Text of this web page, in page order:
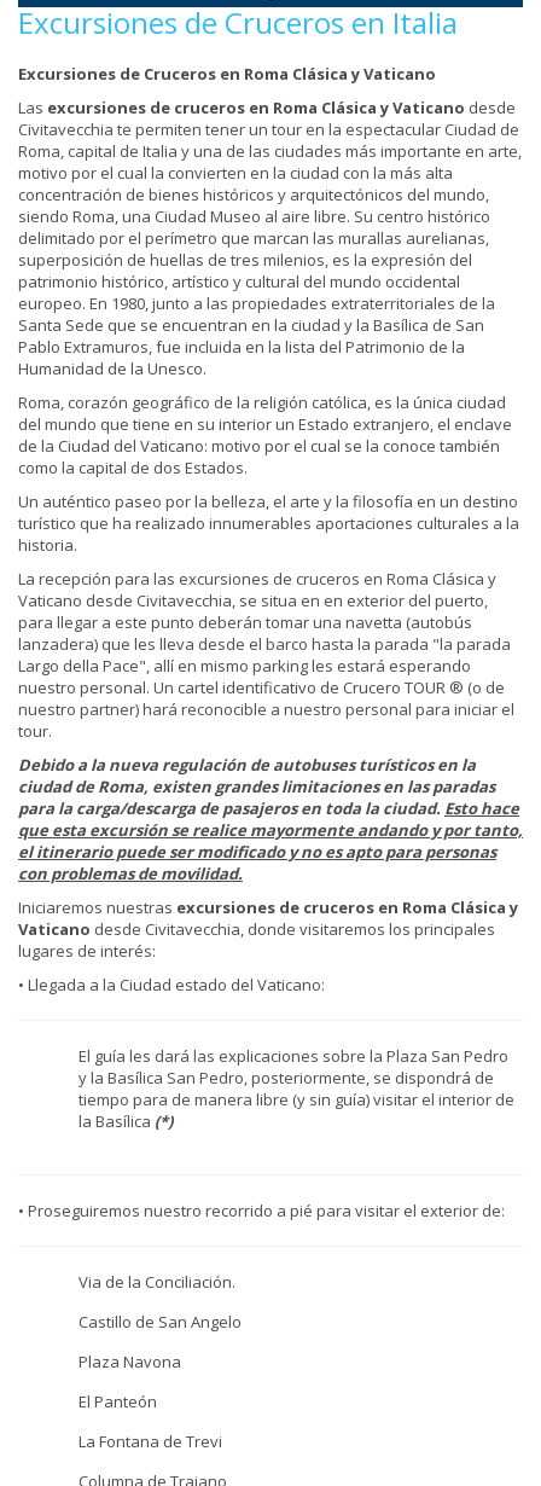
Excursiones de Cruceros en Italia
Excursiones de Cruceros en Roma Clásica y Vaticano
Las excursiones de cruceros en Roma Clásica y Vaticano desde
Civitavecchia te permiten tener un tour en la espectacular Ciudad de
Roma, capital de Italia y una de las ciudades más importante en arte,
motivo por el cual la convierten en la ciudad con la más alta
concentración de bienes históricos y arquitectónicos del mundo,
siendo Roma, una Ciudad Museo al aire libre. Su centro histórico
delimitado por el perímetro que marcan las murallas aurelianas,
superposición de huellas de tres milenios, es la expresión del
patrimonio histórico, artístico y cultural del mundo occidental
europeo. En 1980, junto a las propiedades extraterritoriales de la
Santa Sede que se encuentran en la ciudad y la Basílica de San
Pablo Extramuros, fue incluida en la lista del Patrimonio de la
Humanidad de la Unesco.
Roma, corazón geográfico de la religión católica, es la única ciudad
del mundo que tiene en su interior un Estado extranjero, el enclave
de la Ciudad del Vaticano: motivo por el cual se la conoce también
como la capital de dos Estados.
Un auténtico paseo por la belleza, el arte y la filosofía en un destino
turístico que ha realizado innumerables aportaciones culturales a la
historia.
La recepción para las excursiones de cruceros en Roma Clásica y
Vaticano desde Civitavecchia, se situa en en exterior del puerto,
para llegar a este punto deberán tomar una navetta (autobús
lanzadera) que les lleva desde el barco hasta la parada "la parada
Largo della Pace", allí en mismo parking les estará esperando
nuestro personal. Un cartel identificativo de Crucero TOUR ® (o de
nuestro partner) hará reconocible a nuestro personal para iniciar el
tour.
Debido a la nueva regulación de autobuses turísticos en la
ciudad de Roma, existen grandes limitaciones en las paradas
para la carga/descarga de pasajeros en toda la ciudad. Esto hace
que esta excursión se realice mayormente andando y por tanto,
el itinerario puede ser modificado y no es apto para personas
con problemas de movilidad.
Iniciaremos nuestras excursiones de cruceros en Roma Clásica y
Vaticano desde Civitavecchia, donde visitaremos los principales
lugares de interés:
• Llegada a la Ciudad estado del Vaticano:
El guía les dará las explicaciones sobre la Plaza San Pedro
y la Basílica San Pedro, posteriormente, se dispondrá de
tiempo para de manera libre (y sin guía) visitar el interior de
la Basílica (*)
• Proseguiremos nuestro recorrido a pié para visitar el exterior de:
Via de la Conciliación.
Castillo de San Angelo
Plaza Navona
El Panteón
La Fontana de Trevi
Columna de Trajano